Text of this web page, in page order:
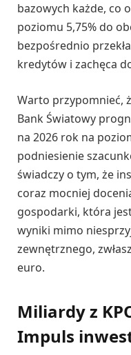
bazowych każde, co
poziomu 5,75% do
bezpośrednio
kredytów i zachęca
Warto przypomnieć,
Bank Światowy
na 2026 rok na
podniesienie
świadczy o tym, że
coraz mocniej
gospodarki, która
wyniki mimo
zewnętrznego,
euro.
Miliardy z
Impuls